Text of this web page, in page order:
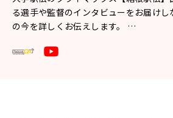
る選手や監督のインタビューをお届け
の今を詳しくお伝えします。 …